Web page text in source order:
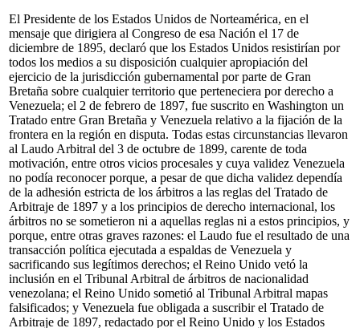
El Presidente de los Estados Unidos de Norteamérica, en el
mensaje que dirigiera al Congreso de esa Nación el 17 de
diciembre de 1895, declaró que los Estados Unidos resistirían por
todos los medios a su disposición cualquier apropiación del
ejercicio de la jurisdicción gubernamental por parte de Gran
Bretaña sobre cualquier territorio que perteneciera por derecho a
Venezuela; el 2 de febrero de 1897, fue suscrito en Washington un
Tratado entre Gran Bretaña y Venezuela relativo a la fijación de la
frontera en la región en disputa. Todas estas circunstancias llevaron
al Laudo Arbitral del 3 de octubre de 1899, carente de toda
motivación, entre otros vicios procesales y cuya validez Venezuela
no podía reconocer porque, a pesar de que dicha validez dependía
de la adhesión estricta de los árbitros a las reglas del Tratado de
Arbitraje de 1897 y a los principios de derecho internacional, los
árbitros no se sometieron ni a aquellas reglas ni a estos principios, y
porque, entre otras graves razones: el Laudo fue el resultado de una
transacción política ejecutada a espaldas de Venezuela y
sacrificando sus legítimos derechos; el Reino Unido vetó la
inclusión en el Tribunal Arbitral de árbitros de nacionalidad
venezolana; el Reino Unido sometió al Tribunal Arbitral mapas
falsificados; y Venezuela fue obligada a suscribir el Tratado de
Arbitraje de 1897, redactado por el Reino Unido y los Estados